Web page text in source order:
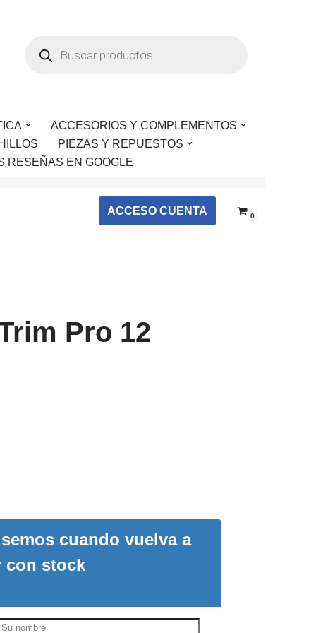
ACCESORIOS Y COMPLEMENTOS
PIEZAS Y REPUESTOS
RESEÑAS EN GOOGLE
ACCESO CUENTA 0
Pro 12
cuando vuelva a
con stock